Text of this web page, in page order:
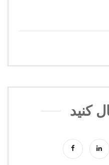
کنید